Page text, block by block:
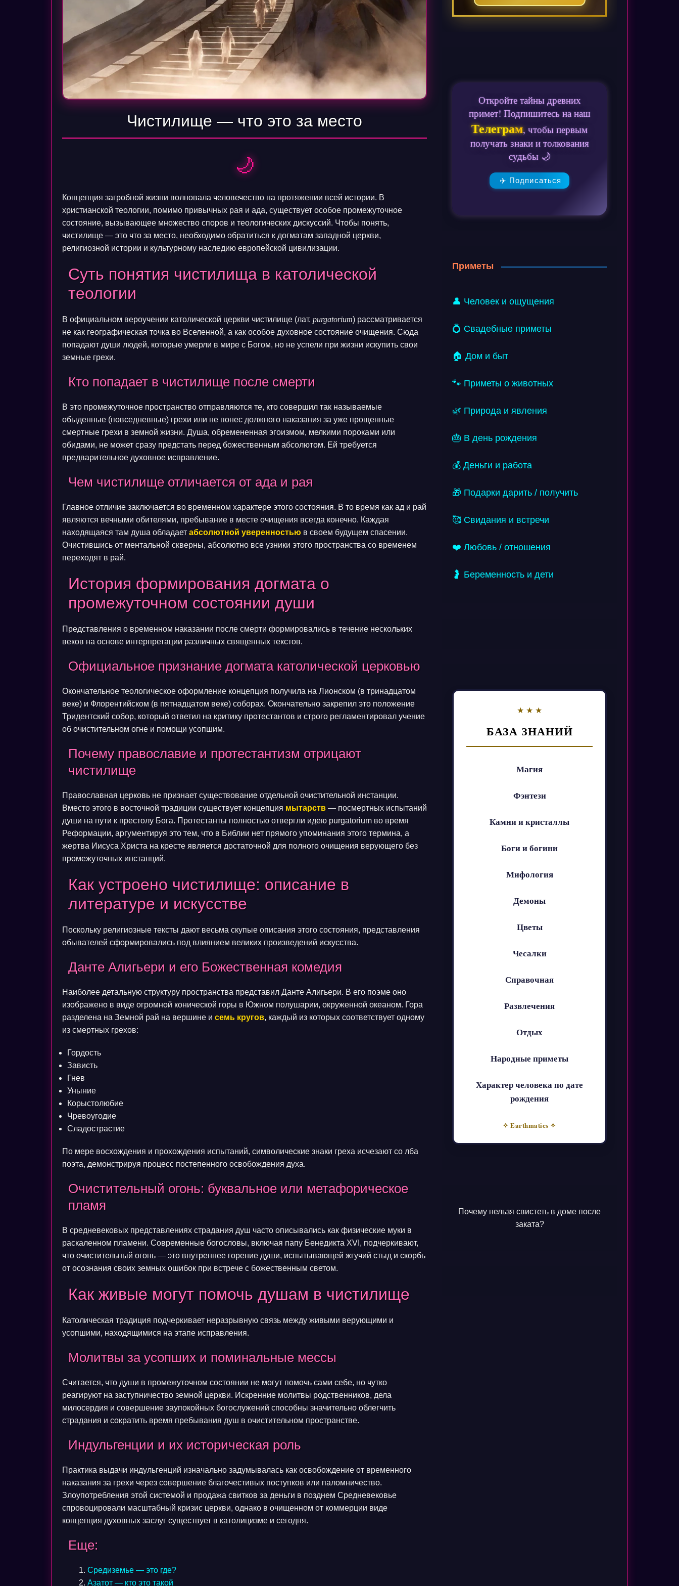
Чистилище — что это за место
🌙
Концепция загробной жизни волновала человечество на протяжении всей истории. В
христианской теологии, помимо привычных рая и ада, существует особое промежуточное
состояние, вызывающее множество споров и теологических дискуссий. Чтобы понять,
чистилище — это что за место, необходимо обратиться к догматам западной церкви,
религиозной истории и культурному наследию европейской цивилизации.
Суть понятия чистилища в католической
теологии
В официальном вероучении католической церкви чистилище (лат. purgatorium) рассматривается
не как географическая точка во Вселенной, а как особое духовное состояние очищения. Сюда
попадают души людей, которые умерли в мире с Богом, но не успели при жизни искупить свои
земные грехи.
Кто попадает в чистилище после смерти
В это промежуточное пространство отправляются те, кто совершил так называемые
обыденные (повседневные) грехи или не понес должного наказания за уже прощенные
смертные грехи в земной жизни. Душа, обремененная эгоизмом, мелкими пороками или
обидами, не может сразу предстать перед божественным абсолютом. Ей требуется
предварительное духовное исправление.
Чем чистилище отличается от ада и рая
Главное отличие заключается во временном характере этого состояния. В то время как ад и рай
являются вечными обителями, пребывание в месте очищения всегда конечно. Каждая
находящаяся там душа обладает абсолютной уверенностью в своем будущем спасении.
Очистившись от ментальной скверны, абсолютно все узники этого пространства со временем
переходят в рай.
История формирования догмата о
промежуточном состоянии души
Представления о временном наказании после смерти формировались в течение нескольких
веков на основе интерпретации различных священных текстов.
Официальное признание догмата католической церковью
Окончательное теологическое оформление концепция получила на Лионском (в тринадцатом
веке) и Флорентийском (в пятнадцатом веке) соборах. Окончательно закрепил это положение
Тридентский собор, который ответил на критику протестантов и строго регламентировал учение
об очистительном огне и помощи усопшим.
Почему православие и протестантизм отрицают
чистилище
Православная церковь не признает существование отдельной очистительной инстанции.
Вместо этого в восточной традиции существует концепция мытарств — посмертных испытаний
души на пути к престолу Бога. Протестанты полностью отвергли идею purgatorium во время
Реформации, аргументируя это тем, что в Библии нет прямого упоминания этого термина, а
жертва Иисуса Христа на кресте является достаточной для полного очищения верующего без
промежуточных инстанций.
Как устроено чистилище: описание в
литературе и искусстве
Поскольку религиозные тексты дают весьма скупые описания этого состояния, представления
обывателей сформировались под влиянием великих произведений искусства.
Данте Алигьери и его Божественная комедия
Наиболее детальную структуру пространства представил Данте Алигьери. В его поэме оно
изображено в виде огромной конической горы в Южном полушарии, окруженной океаном. Гора
разделена на Земной рай на вершине и семь кругов, каждый из которых соответствует одному
из смертных грехов:
Гордость
Зависть
Гнев
Уныние
Корыстолюбие
Чревоугодие
Сладострастие
По мере восхождения и прохождения испытаний, символические знаки греха исчезают со лба
поэта, демонстрируя процесс постепенного освобождения духа.
Очистительный огонь: буквальное или метафорическое
пламя
В средневековых представлениях страдания душ часто описывались как физические муки в
раскаленном пламени. Современные богословы, включая папу Бенедикта XVI, подчеркивают,
что очистительный огонь — это внутреннее горение души, испытывающей жгучий стыд и скорбь
от осознания своих земных ошибок при встрече с божественным светом.
Как живые могут помочь душам в чистилище
Католическая традиция подчеркивает неразрывную связь между живыми верующими и
усопшими, находящимися на этапе исправления.
Молитвы за усопших и поминальные мессы
Считается, что души в промежуточном состоянии не могут помочь сами себе, но чутко
реагируют на заступничество земной церкви. Искренние молитвы родственников, дела
милосердия и совершение заупокойных богослужений способны значительно облегчить
страдания и сократить время пребывания душ в очистительном пространстве.
Индульгенции и их историческая роль
Практика выдачи индульгенций изначально задумывалась как освобождение от временного
наказания за грехи через совершение благочестивых поступков или паломничество.
Злоупотребления этой системой и продажа свитков за деньги в позднем Средневековье
спровоцировали масштабный кризис церкви, однако в очищенном от коммерции виде
концепция духовных заслуг существует в католицизме и сегодня.
Еще:
Средиземье — это где?
Азатот — кто это такой
Откройте тайны древних
примет! Подпишитесь на наш
Телеграм, чтобы первым
получать знаки и толкования
судьбы 🌙
✈️ Подписаться
Приметы
👤 Человек и ощущения
💍 Свадебные приметы
🏠 Дом и быт
🐾 Приметы о животных
🌿 Природа и явления
🎂 В день рождения
💰 Деньги и работа
🎁 Подарки дарить / получить
🥰 Свидания и встречи
❤️ Любовь / отношения
🤰 Беременность и дети
БАЗА ЗНАНИЙ
Магия
Фэнтези
Камни и кристаллы
Боги и богини
Мифология
Демоны
Цветы
Чесалки
Справочная
Развлечения
Отдых
Народные приметы
Характер человека по дате
рождения
✧ Earthmatics ✧
Почему нельзя свистеть в доме после
заката?